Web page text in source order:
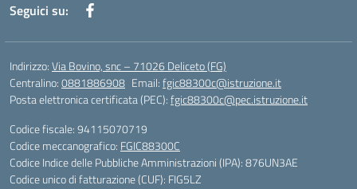
Seguici su:
Indirizzo:Via Bovino, snc – 71026 Deliceto (FG)
Centralino:0881886908 Email:fgic88300c@istruzione.it
Posta elettronica certificata (PEC):fgic88300c@pec.istruzione.it
Codice fiscale: 94115070719
Codice meccanografico: FGIC88300C
Codice Indice delle Pubbliche Amministrazioni (IPA): 876UN3AE
Codice unico di fatturazione (CUF): FIG5LZ